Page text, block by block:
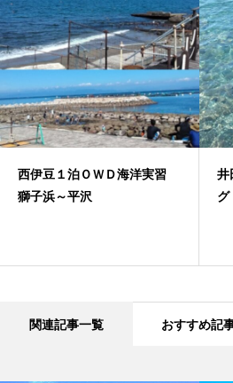
西伊豆１泊ＯＷＤ海洋実習
獅子浜～平沢
井
グ
関連記事一覧 おすすめ記